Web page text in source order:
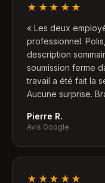
★★★★★
« Les deux
professionnel.
description
soumission ferme
travail a été fait la
Aucune surprise.
Pierre R.
Avis Google
★★★★★